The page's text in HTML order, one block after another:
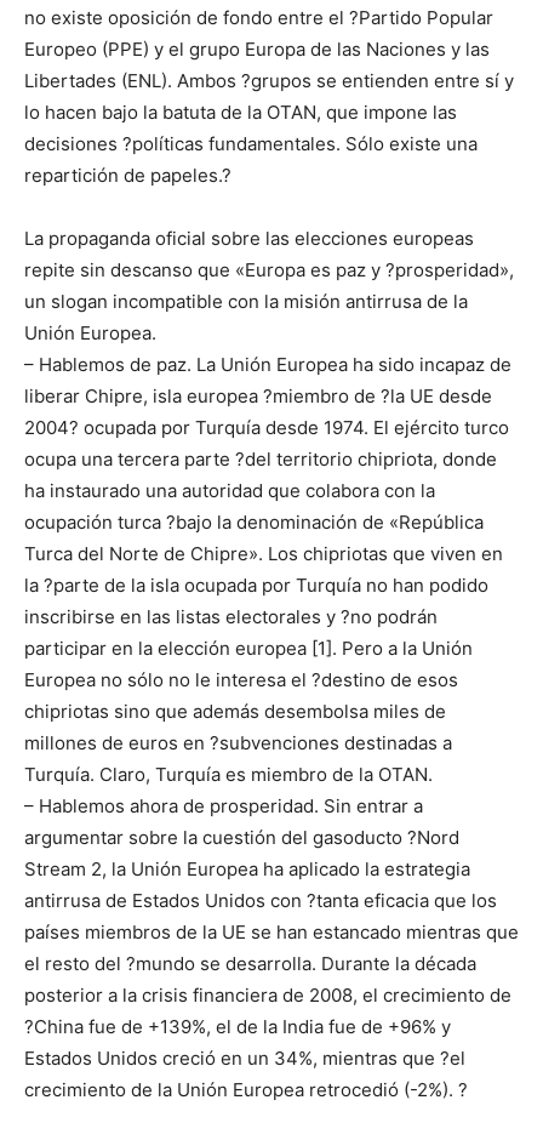
no existe oposición de fondo entre el ?Partido Popular
Europeo (PPE) y el grupo Europa de las Naciones y las
Libertades (ENL). Ambos ?grupos se entienden entre sí y
lo hacen bajo la batuta de la OTAN, que impone las
decisiones ?políticas fundamentales. Sólo existe una
repartición de papeles.?
La propaganda oficial sobre las elecciones europeas
repite sin descanso que «Europa es paz y ?prosperidad»,
un slogan incompatible con la misión antirrusa de la
Unión Europea.
– Hablemos de paz. La Unión Europea ha sido incapaz de
liberar Chipre, isla europea ?miembro de ?la UE desde
2004? ocupada por Turquía desde 1974. El ejército turco
ocupa una tercera parte ?del territorio chipriota, donde
ha instaurado una autoridad que colabora con la
ocupación turca ?bajo la denominación de «República
Turca del Norte de Chipre». Los chipriotas que viven en
la ?parte de la isla ocupada por Turquía no han podido
inscribirse en las listas electorales y ?no podrán
participar en la elección europea [1]. Pero a la Unión
Europea no sólo no le interesa el ?destino de esos
chipriotas sino que además desembolsa miles de
millones de euros en ?subvenciones destinadas a
Turquía. Claro, Turquía es miembro de la OTAN.
– Hablemos ahora de prosperidad. Sin entrar a
argumentar sobre la cuestión del gasoducto ?Nord
Stream 2, la Unión Europea ha aplicado la estrategia
antirrusa de Estados Unidos con ?tanta eficacia que los
países miembros de la UE se han estancado mientras que
el resto del ?mundo se desarrolla. Durante la década
posterior a la crisis financiera de 2008, el crecimiento de
?China fue de +139%, el de la India fue de +96% y
Estados Unidos creció en un 34%, mientras que ?el
crecimiento de la Unión Europea retrocedió (-2%). ?